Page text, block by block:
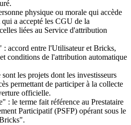
physique ou morale qui accède
a accepté les CGU de la
liées au Service d'attribution
accord entre l'Utilisateur et Bricks,
conditions de l'attribution automatique
les projets dont les investisseurs
permettant de participer à la collecte
officielle.
: le terme fait référence au Prestataire
Participatif (PSFP) opérant sous le